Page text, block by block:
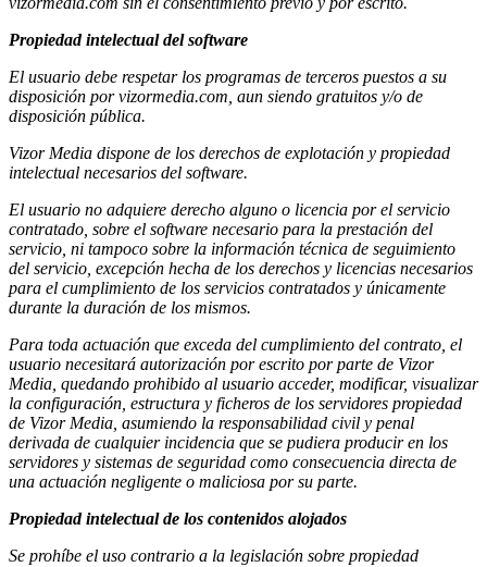
Propiedad intelectual del software
El usuario debe respetar los programas de terceros puestos a su
disposición por vizormedia.com, aun siendo gratuitos y/o de
disposición pública.
Vizor Media dispone de los derechos de explotación y propiedad
intelectual necesarios del software.
El usuario no adquiere derecho alguno o licencia por el servicio
contratado, sobre el software necesario para la prestación del
servicio, ni tampoco sobre la información técnica de seguimiento
del servicio, excepción hecha de los derechos y licencias necesarios
para el cumplimiento de los servicios contratados y únicamente
durante la duración de los mismos.
Para toda actuación que exceda del cumplimiento del contrato, el
usuario necesitará autorización por escrito por parte de Vizor
Media, quedando prohibido al usuario acceder, modificar, visualizar
la configuración, estructura y ficheros de los servidores propiedad
de Vizor Media, asumiendo la responsabilidad civil y penal
derivada de cualquier incidencia que se pudiera producir en los
servidores y sistemas de seguridad como consecuencia directa de
una actuación negligente o maliciosa por su parte.
Propiedad intelectual de los contenidos alojados
Se prohíbe el uso contrario a la legislación sobre propiedad